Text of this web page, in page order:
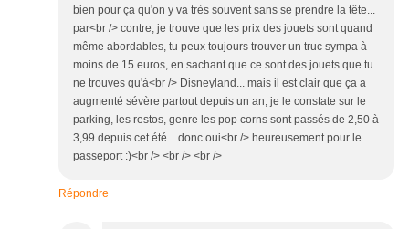
bien pour ça qu'on y va très souvent sans se prendre la tête...
par<br /> contre, je trouve que les prix des jouets sont quand
même abordables, tu peux toujours trouver un truc sympa à
moins de 15 euros, en sachant que ce sont des jouets que tu
ne trouves qu'à<br /> Disneyland... mais il est clair que ça a
augmenté sévère partout depuis un an, je le constate sur le
parking, les restos, genre les pop corns sont passés de 2,50 à
3,99 depuis cet été... donc oui<br /> heureusement pour le
passeport :)<br /> <br /> <br />
Répondre